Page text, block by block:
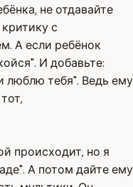
не отдавайте
с
А если ребёнок
И добавьте:
люблю тебя". Ведь ему
происходит, но я
А потом дайте ему